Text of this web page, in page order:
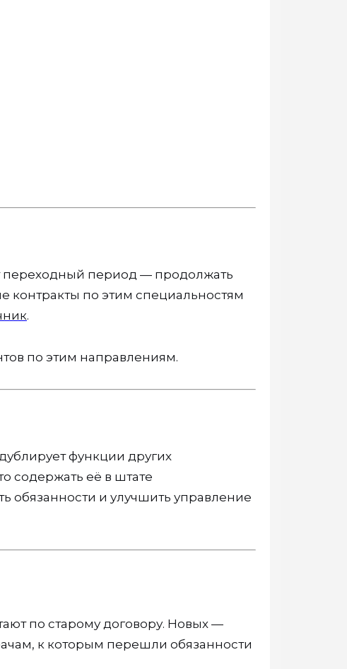
переходный период — продолжать
контракты по этим специальностям
.
по этим направлениям.
функции других
содержать её в штате
обязанности и улучшить управление
по старому договору. Новых —
к которым перешли обязанности